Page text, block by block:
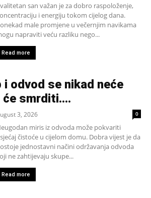
san važan je za dobro raspoloženje,
i energiju tokom cijelog dana.
male promjene u večernjim navikama
napraviti veću razliku nego...
Read more
i odvod se nikad neće
će smrditi….
3, 2026 0
miris iz odvoda može pokvariti
čistoće u cijelom domu. Dobra vijest je da
jednostavni načini održavanja odvoda
ne zahtijevaju skupe...
Read more